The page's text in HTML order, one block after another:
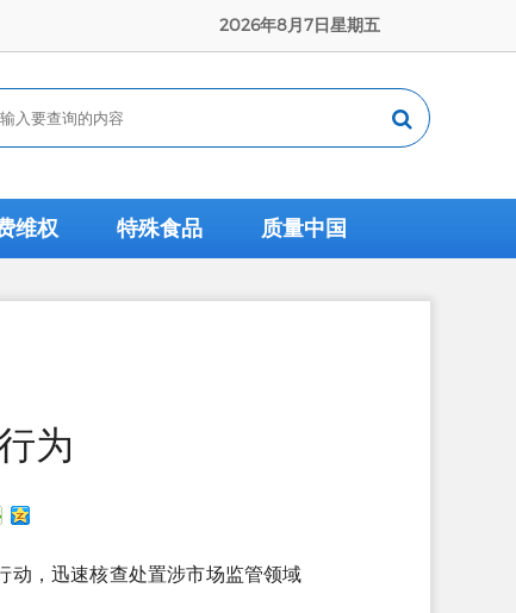
2026年8月7日星期五
维权 特殊食品 质量中国
为
动，迅速核查处置涉市场监管领域